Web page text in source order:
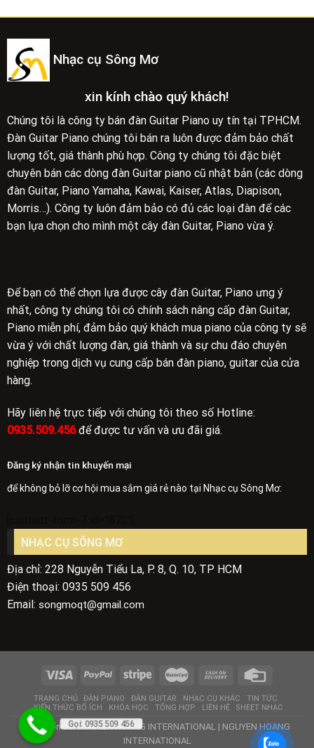
4.100.000₫.
Nhạc cụ Sông Mơ
xin kính chào quý khách!
Chúng tôi là công ty bán đàn Guitar Piano uy tín tại TPHCM.
Đàn Guitar Piano chúng tôi bán ra luôn được đảm bảo chất
lượng tốt, giá thành phù hợp. Công ty chúng tôi đặc biệt
chuyên bán các dòng đàn Guitar piano cũ nhật bản (các dòng
đàn Guitar, Piano Yamaha, Kawai, Kaiser, Atlas, Diapison,
Morris…). Công ty luôn đảm bảo có đủ các loại đàn để các
bạn lựa chọn cho mình một cây đàn Guitar, Piano vừa ý.
Để bạn có thể chọn lựa được cây đàn Guitar, Piano ưng ý
nhất, công ty chúng tôi có chính sách nâng cấp đàn Guitar,
Piano miễn phí, đảm bảo quý khách mua piano của công ty sẽ
vừa ý với chất lượng đàn, giá thành và sự chu đáo chuyên
nghiệp trong dịch vụ cung cấp bán đàn piano, guitar của cửa
hàng.
Hãy liên hệ trực tiếp với chúng tôi theo số Hotline:
0935.509.456để được tư vấn và ưu đãi giá.
Đăng ký nhận tin khuyến mại
để không bỏ lỡ cơ hội mua sắm giá rẻ nào tại Nhạc cụ Sông Mơ:
NHẠC CỤ SÔNG MƠ
Địa chỉ: 228 Nguyễn Tiểu La, P. 8, Q. 10, TP HCM
Điện thoại: 0935 509 456
Email: songmoqt@gmail.com
TRANG CHỦ ĐÀN PIANO ĐÀN GUITAR NHẠC CỤ KHÁC
TIN TỨC
KIẾN THỨC BỔ ÍCH
KHÓA HỌC TỔNG HỢP LIÊN HỆ SHEET NHẠC
Phát triển bởiNGUYEN HOANG INTERNATIONAL | NGUYEN HOANG
INTERNATIONAL
Gọi: 0935 509 456